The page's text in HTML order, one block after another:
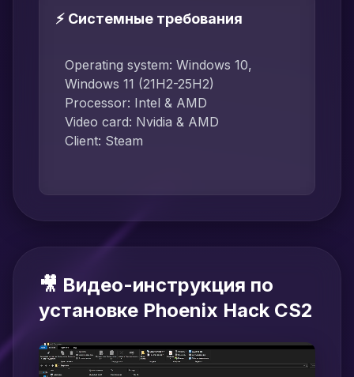
⚡ Системные требования
Operating system: Windows 10,
Windows 11 (21H2-25H2)
Processor: Intel & AMD
Video card: Nvidia & AMD
Client: Steam
🎥 Видео-инструкция по
установке Phoenix Hack CS2